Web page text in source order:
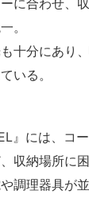
。
十分にあり
いる。
』には、コ
収納場所に
調理器具が並